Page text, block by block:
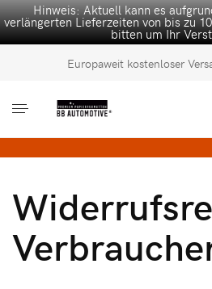
Hinweis: Aktuell kann es
verlängerten Lieferzeiten von bis zu
bitten um Ihr
Europaweit kostenloser